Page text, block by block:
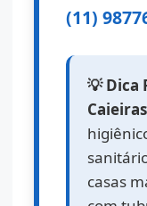
(11)
💡 Dica
casas